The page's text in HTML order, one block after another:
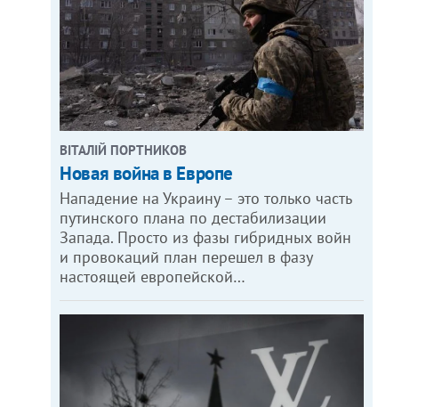
ВІТАЛІЙ ПОРТНИКОВ
Новая война в Европе
Нападение на Украину – это только часть
путинского плана по дестабилизации
Запада. Просто из фазы гибридных войн
и провокаций план перешел в фазу
настоящей европейской…